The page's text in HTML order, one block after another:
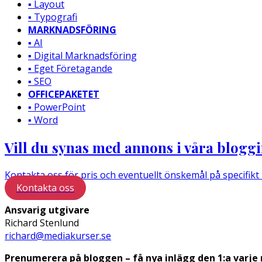
▪️ Layout
▪️ Typografi
MARKNADSFÖRING
▪️ AI
▪️ Digital Marknadsföring
▪️ Eget Företagande
▪️ SEO
OFFICEPAKETET
▪️ PowerPoint
▪️ Word
Vill du synas med annons i våra
Kontakta oss för pris och eventuellt önskemål på
Kontakta oss
Ansvarig utgivare
Richard Stenlund
richard@mediakurser.se
Prenumerera på bloggen – få nya inlägg den 1:a varje